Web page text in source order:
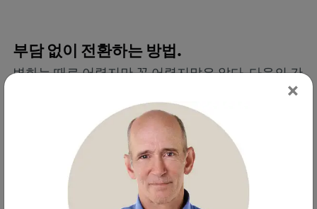
부담 없이 전환하는 방법.
변화는 때로 어렵지만 꼭 어렵지많은 않다. 다음의 간
1. 교체하기 —한 번의 세탁에서 건조기 시트를 빼는
것부터 시작한다. 대신 울 드라이어 볼이나 식초를 사
×